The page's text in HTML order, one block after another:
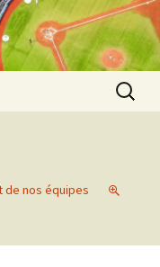
de nos équipes